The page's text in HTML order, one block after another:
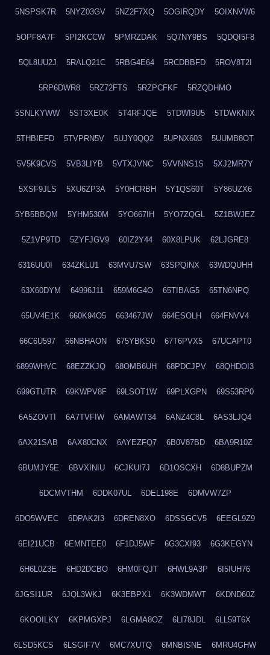
5NSPSK7R 5NYZ03GV 5NZ2F7XQ 5OGIRQDY 5OIXNVW6
5OPF8A7F 5PI2KCCW 5PMRZDAK 5Q7NY9BS 5QDQI5F8
5QL8UU2J 5RALQ21C 5RBG4E64 5RCDBBFD 5ROV8T2I
5RP6DWR8 5RZ72FTS 5RZPCFKF 5RZQDHMO
5SNLKYWW 5ST3XE0K 5T4RFJQE 5TDWI9U5 5TDWKNIX
5THBIEFD 5TVPRN5V 5UJY0QQ2 5UPNX603 5UUMB8OT
5V5K9CVS 5VB3LIYB 5VTXJVNC 5VVNNS1S 5XJ2MR7Y
5XSF9JLS 5XU6ZP3A 5Y0HCRBH 5Y1QS60T 5Y86UZX6
5YB5BBQM 5YHM530M 5YO667IH 5YO7ZQGL 5Z1BWJEZ
5Z1VP9TD 5ZYFJGV9 60IZ2Y44 60X8LPUK 62LJGRE8
6316UU0I 634ZKLU1 63MVU7SW 63SPQINX 63WDQUHH
63X60DYM 64996J11 659M6G4O 65TIBAG5 65TN6NPQ
65UV4E1K 660K94O5 663467JW 664ESOLH 664FNVV4
66C6U597 66NBHAON 675YBKS0 67T6PVX5 67UCAPT0
6899WHVC 68EZZKJQ 68OMB6UH 68PDCJPV 68QHDOI3
699GTUTR 69KWPV8F 69LSOT1W 69PLXGPN 69S53RP0
6A5ZOVTI 6A7TVFIW 6AMAWT34 6ANZ4C8L 6AS3LJQ4
6AX21SAB 6AX80CNX 6AYEZFQ7 6B0V87BD 6BA9R10Z
6BUMJY5E 6BVXINIU 6CJKUI7J 6D1OSCXH 6D8BUPZM
6DCMVTHM 6DDK07UL 6DEL198E 6DMVW7ZP
6DO5WVEC 6DPAK2I3 6DREN8XO 6DSSGCV5 6EEGL9Z9
6EI21UCB 6EMNTEE0 6F1DJ5WF 6G3CXI93 6G3KEGYN
6H6L0Z3E 6HD2DCBO 6HM0FQJT 6HWL9A3P 6I5IUH76
6JGSI1UR 6JQL3WKJ 6K3EBPX1 6K3WDMWT 6KDND60Z
6KOOILKY 6KPMGXPJ 6LGMA8OZ 6LI78JDL 6LL59T6X
6LSD5KCS 6LSGIF7V 6MC7XUTQ 6MNBISNE 6MRU4GHW